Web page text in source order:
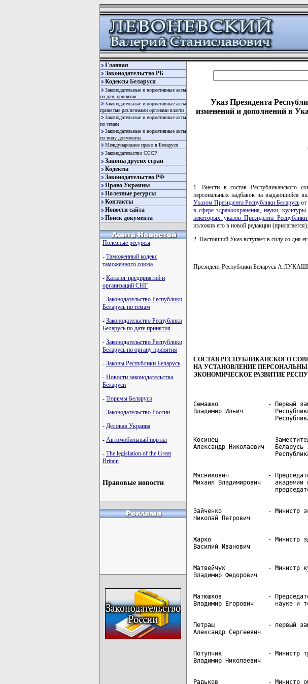
Главная
Законодательство РБ
Кодексы Беларуси
Законодательные и нормативные акты
по дате принятия
Законодательные и нормативные акты
принятые различными органами власти
Законодательные и нормативные акты
по темам
Законодательные и нормативные акты
по виду документы
Международное право в Беларуси
Законодательство СССР
Законы других стран
Кодексы
Законодательство РФ
Право Украины
Полезные ресурсы
Контакты
Новости сайта
Поиск документа
Полезные ресурсы
- Таможенный кодекс
таможенного союза
- Каталог предприятий и
организаций СНГ
- Законодательство Республики
Беларусь по темам
- Законодательство Республики
Беларусь по дате принятия
- Законодательство Республики
Беларусь по органу принятия
- Законы Республики Беларусь
- Новости законодательства
Беларуси
- Тюрьмы Беларуси
- Законодательство России
- Деловая Украина
- Автомобильный портал
- The legislation of the Great
Britain
Правовые новости
Указ Президента
изменений и дополнений в
1. Внести в состав Республиканского
персональных надбавок за выдающийся
Указом Президента Республики Беларусь от
в сфере здравоохранения, науки,
некоторых указов Президента
изложив его в новой редакции (прилагается).
2. Настоящий Указ вступает в силу со дня
Президент Республики Беларусь
СОСТАВ РЕСПУБЛИКАНСКОГО
НА УСТАНОВЛЕНИЕ
ЭКОНОМИЧЕСКОЕ РАЗВИТИЕ
Семашко              - Первый
Владимир Ильич
Косинец              - Заместитель
Александр Николаевич   Беларусь
Мясникович           -
Михаил Владимирович    академии
Зайченко             - Министр
Жарко                - Министр
Матвейчук            - Министр
Матюшков             -
Петраш               - первый
Потупчик             - Министр
Радьков              - Министр